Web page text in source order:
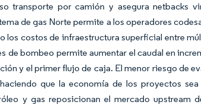
transporte por camión y asegura netbacks
de gas Norte permite a los operadores
los costos de infraestructura superficial entre
de bombeo permite aumentar el caudal en
y el primer flujo de caja. El menor riesgo de
que la economía de los proyectos
y gas reposicionan el mercado upstream